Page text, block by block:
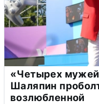
«Четырех
Шаляпин
возлюбленной